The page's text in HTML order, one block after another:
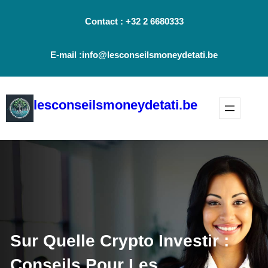
Contact : +32 2 6680333
E-mail :info@lesconseilsmoneydetati.be
lesconseilsmoneydetati.be
Sur Quelle Crypto Investir :